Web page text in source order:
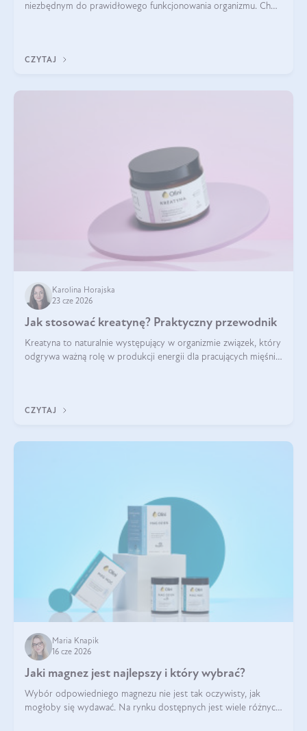
niezbędnym do prawidłowego funkcjonowania organizmu. Choć
CZYTAJ
Karolina Horajska
23 cze 2026
Jak stosować kreatynę? Praktyczny przewodnik
Kreatyna to naturalnie występujący w organizmie związek, który
odgrywa ważną rolę w produkcji energii dla pracujących mięśni.
CZYTAJ
Maria Knapik
16 cze 2026
Jaki magnez jest najlepszy i który wybrać?
Wybór odpowiedniego magnezu nie jest tak oczywisty, jak
mogłoby się wydawać. Na rynku dostępnych jest wiele różnych